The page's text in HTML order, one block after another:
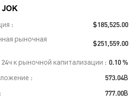
$185,525.00
рыночная
$251,559.00
к рыночной капитализации
0.10 %
573.04B
777.00B